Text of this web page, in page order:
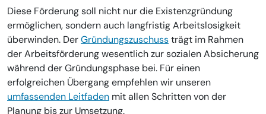
Diese Förderung soll nicht nur die Existenzgründung
ermöglichen, sondern auch langfristig Arbeitslosigkeit
überwinden. DerGründungszuschussträgt im Rahmen
der Arbeitsförderung wesentlich zur sozialen Absicherung
während der Gründungsphase bei. Für einen
erfolgreichen Übergang empfehlen wir unseren
umfassenden Leitfaden mit allen Schritten von der
Planung bis zur Umsetzung.